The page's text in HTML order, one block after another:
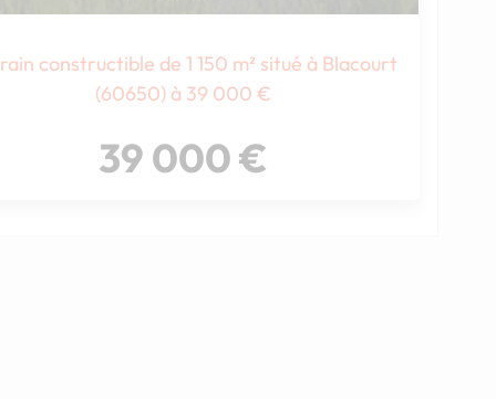
constructible de 1 150 m² situé à Blacourt
(60650) à 39 000 €
39 000 €